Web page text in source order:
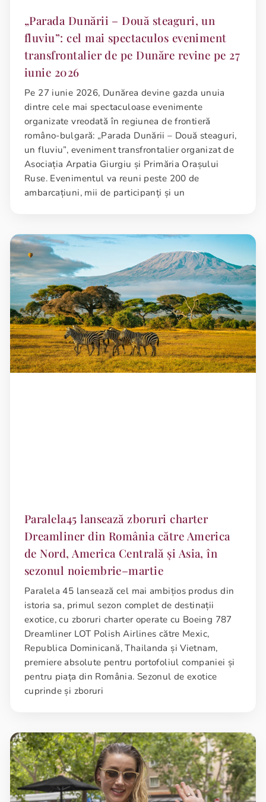
„Parada Dunării – Două steaguri, un
fluviu”: cel mai spectaculos eveniment
transfrontalier de pe Dunăre revine pe 27
iunie 2026
Pe 27 iunie 2026, Dunărea devine gazda unuia
dintre cele mai spectaculoase evenimente
organizate vreodată în regiunea de frontieră
româno-bulgară: „Parada Dunării – Două steaguri,
un fluviu”, eveniment transfrontalier organizat de
Asociația Arpatia Giurgiu și Primăria Orașului
Ruse. Evenimentul va reuni peste 200 de
ambarcațiuni, mii de participanți și un
Paralela45 lansează zboruri charter
Dreamliner din România către America
de Nord, America Centrală și Asia, în
sezonul noiembrie–martie
Paralela 45 lansează cel mai ambițios produs din
istoria sa, primul sezon complet de destinații
exotice, cu zboruri charter operate cu Boeing 787
Dreamliner LOT Polish Airlines către Mexic,
Republica Dominicană, Thailanda și Vietnam,
premiere absolute pentru portofoliul companiei și
pentru piața din România. Sezonul de exotice
cuprinde și zboruri